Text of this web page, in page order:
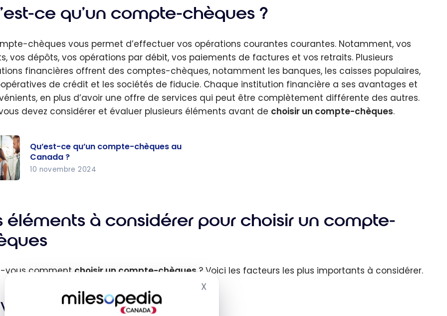
XMasquer le bandeau des cookies
– Aoûtce qu’un compte-chèques ?
chèques vous permet d’effectuer vos opérations courantes courantes. Notamment, vos
vos dépôts, vos opérations par débit, vos paiements de factures et vos retraits. Plusieurs
financières offrent des comptes-chèques, notamment les banques, les caisses populaires,
de crédit et les sociétés de fiducie. Chaque institution financière a ses avantages et
en plus d’avoir une offre de services qui peut être complètement différente des autres.
devez considérer et évaluer plusieurs éléments avant de choisir un compte-chèques.
Qu’est-ce qu’un compte-chèques au
Canada ?
10 novembre 2024
éléments à considérer pour choisir un compte-
vous comment choisir un compte-chèques ? Voici les facteurs les plus importants à considérer.
Votre profil et vos besoins